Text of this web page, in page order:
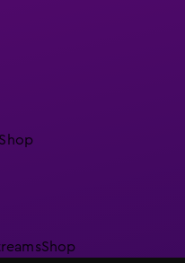
Shop
Shop